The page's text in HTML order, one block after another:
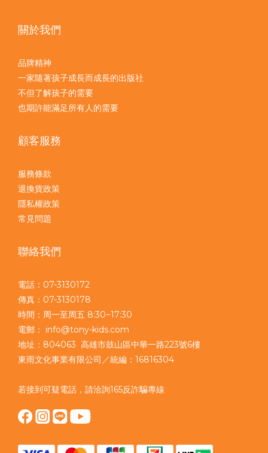
關於我們
品牌精神
一家隨著孩子成長而成長的出版社
不但了解孩子的需要
也期許能滿足所有人的需要
顧客服務
服務條款
退換貨政策
隱私權政策
常見問題
聯絡我們
電話：07-3130172
傳真：07-3130178
時間：周一至周五 8:30~17:30
電郵： info@tony-kids.com
地址：804063 高雄市鼓山區中華一路223號6樓
東雨文化事業有限公司／統編：16816304
若接到可疑電話，請洽詢165反詐騙專線